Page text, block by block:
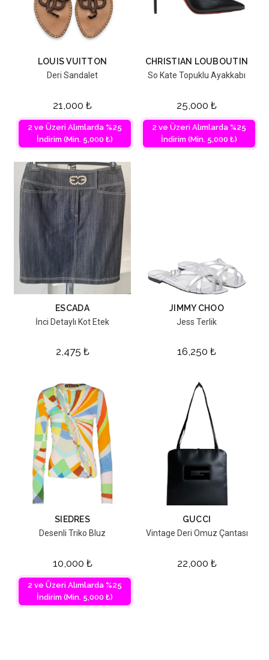
LOUIS VUITTON
Deri Sandalet
21,000 ₺
2 ve Üzeri Alımlarda %25
İndirim (Min. 5,000 ₺)
CHRISTIAN LOUBOUTIN
So Kate Topuklu Ayakkabı
25,000 ₺
2 ve Üzeri Alımlarda %25
İndirim (Min. 5,000 ₺)
ESCADA
İnci Detaylı Kot Etek
2,475 ₺
JIMMY CHOO
Jess Terlik
16,250 ₺
SIEDRES
Desenli Triko Bluz
10,000 ₺
2 ve Üzeri Alımlarda %25
İndirim (Min. 5,000 ₺)
GUCCI
Vintage Deri Omuz Çantası
22,000 ₺